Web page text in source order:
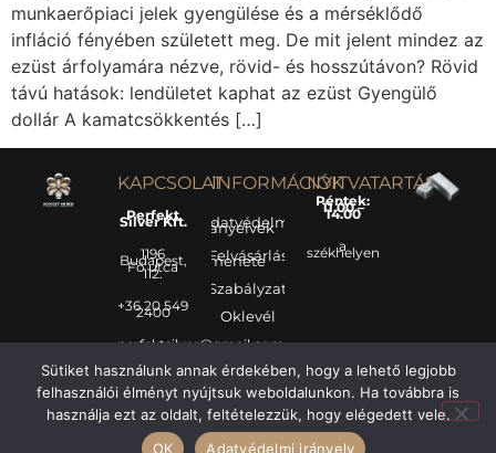
munkaerőpiaci jelek gyengülése és a mérséklődő
infláció fényében született meg. De mit jelent mindez az
ezüst árfolyamára nézve, rövid- és hosszútávon? Rövid
távú hatások: lendületet kaphat az ezüst Gyengülő
dollár A kamatcsökkentés […]
KAPCSOLAT
Perfekt
Silver Kft.
1196
Budapest,
Fő utca
112.
+36 20 549
2400
perfektsilver@gmail.com
INFORMÁCIÓK
Adatvédelmi
irányelvek
Felvásárlás
menete
Szabályzat
Oklevél
NYITVATARTÁS
Péntek:
11.00 –
14.00
a
székhelyen
Sütiket használunk annak érdekében, hogy a lehető legjobb
felhasználói élményt nyújtsuk weboldalunkon. Ha továbbra is
használja ezt az oldalt, feltételezzük, hogy elégedett vele.
OK
Adatvédelmi irányelv